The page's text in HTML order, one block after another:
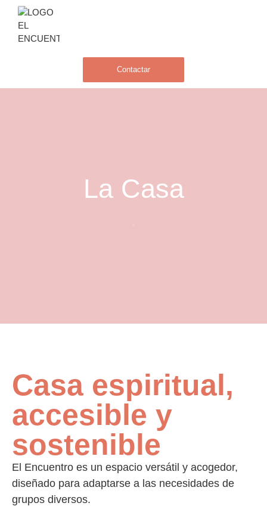
Contactar
La Casa
Casa espiritual,
accesible y
sostenible
El Encuentro es un espacio versátil y acogedor,
diseñado para adaptarse a las necesidades de
grupos diversos.